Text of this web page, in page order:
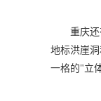
重庆
地标洪崖
一格的"立